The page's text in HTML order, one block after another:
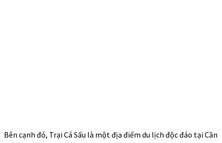
Bên cạnh đó, Trại Cá Sấu là một địa điểm du lịch độc đáo tại Cần